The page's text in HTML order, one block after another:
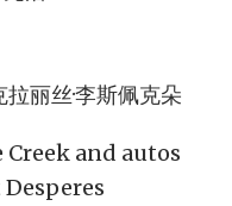
丽丝·李斯佩克朵
and autos